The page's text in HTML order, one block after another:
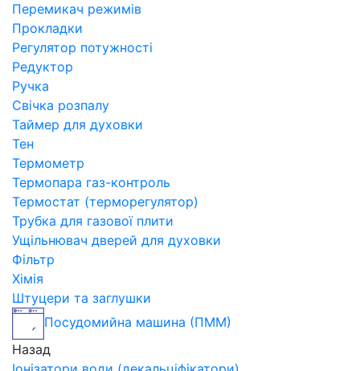
Перемикач режимів
Прокладки
Регулятор потужності
Редуктор
Ручка
Свічка розпалу
Таймер для духовки
Тен
Термометр
Термопара газ-контроль
Термостат (терморегулятор)
Трубка для газової плити
Ущільнювач дверей для духовки
Фільтр
Хімія
Штуцери та заглушки
Посудомийна машина (ПММ)
Назад